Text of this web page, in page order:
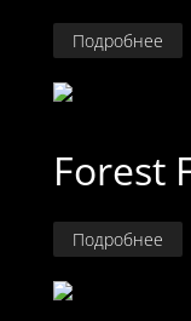
Подробнее
Forest
Подробнее